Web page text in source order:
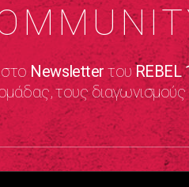
στο Newsletter τουREBEL
τους διαγωνισμούς